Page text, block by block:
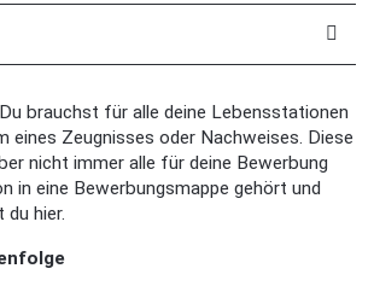
brauchst für alle deine Lebensstationen
eines Zeugnisses oder Nachweises. Diese
nicht immer alle für deine Bewerbung
in eine Bewerbungsmappe gehört und
hier.